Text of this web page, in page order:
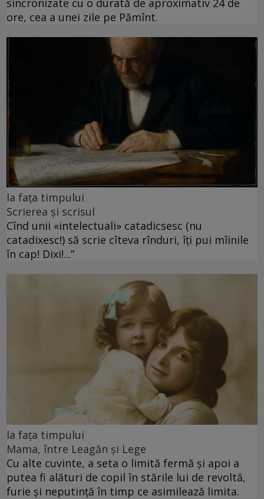
ore, cea a unei zile pe Pămînt.
la fața timpului
Scrierea și scrisul
Cînd unii «intelectuali» catadicsesc (nu
catadixesc!) să scrie cîteva rînduri, îți pui mîinile
în cap! Dixi!...”
la fața timpului
Mama, între Leagăn și Lege
Cu alte cuvinte, a seta o limită fermă și apoi a
putea fi alături de copil în stările lui de revoltă,
furie și neputință în timp ce asimilează limita.